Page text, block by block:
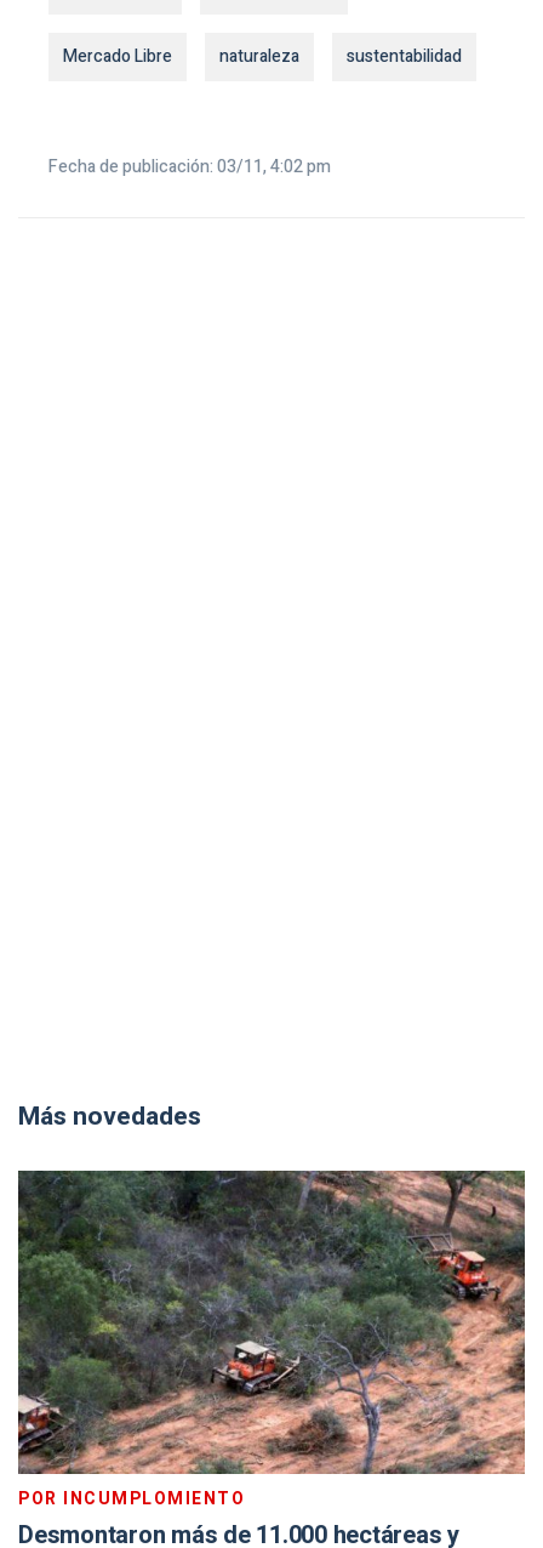
Mercado Libre naturaleza sustentabilidad
Fecha de publicación: 03/11, 4:02 pm
Más novedades
POR INCUMPLOMIENTO
Desmontaron más de 11.000 hectáreas y